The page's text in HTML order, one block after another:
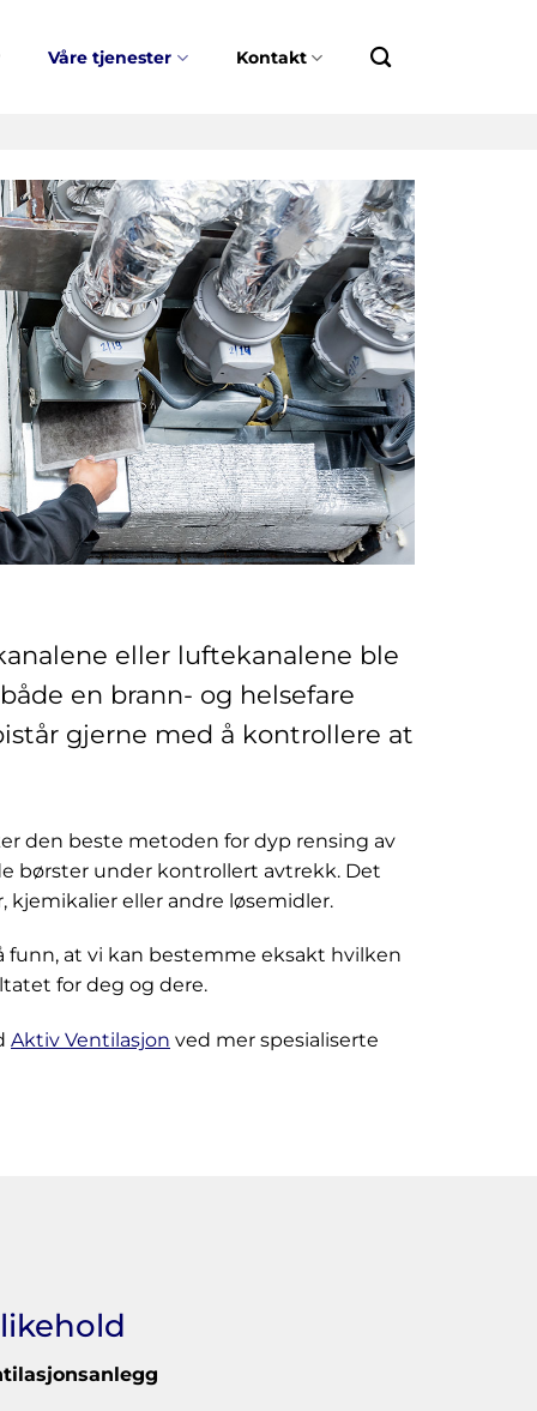
Våre tjenester Kontakt
eller luftekanalene ble
en brann- og helsefare
gjerne med å kontrollere at
den beste metoden for dyp rensing av
børster under kontrollert avtrekk. Det
eller andre løsemidler.
at vi kan bestemme eksakt hvilken
for deg og dere.
Aktiv Ventilasjon ved mer spesialiserte